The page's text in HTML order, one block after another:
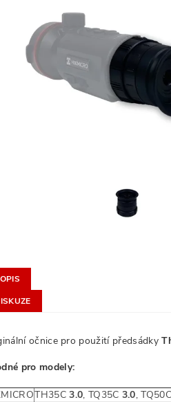
očnice pro použití předsádky
pro modely:
TH35C3.0, TQ35C 3.0,